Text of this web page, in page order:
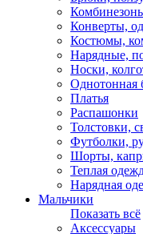
Конверты,
Костюмы,
Нарядные,
Носки,
Однотонная
Платья
Распашонки
Толстовки,
Футболки,
Шорты,
Теплая
Нарядная
Мальчики
Показать всё
Аксессуары